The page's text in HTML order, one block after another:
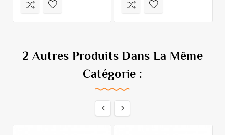
2 Autres Produits Dans La Même
Catégorie :
 